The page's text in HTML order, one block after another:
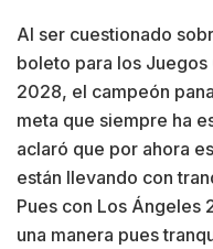
Al ser cuestionado
boleto para los
2028, el campeón
meta que siempre ha
aclaró que por ahora
están llevando con
Pues con Los Ángeles
una manera pues